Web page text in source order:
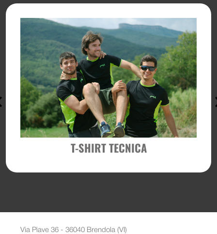
T-SHIRT TECNICA
Via Piave 36 - 36040 Brendola (VI)